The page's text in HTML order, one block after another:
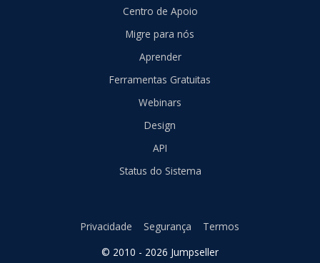
Centro de Apoio
Migre para nós
Aprender
Ferramentas Gratuitas
Webinars
Design
API
Status do Sistema
© 2010 - 2026 Jumpseller
Privacidade Segurança Termos